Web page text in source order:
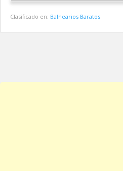
Clasificado en: Balnearios Baratos